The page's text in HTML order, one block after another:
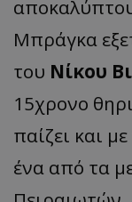
Μπράγκα
του Νίκου
15χρονο
παίζει και
ένα από τα